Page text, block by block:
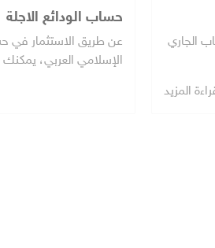
الجاري
المزيد
حساب الودائع الاجلة
عن طريق الاستثمار في
الإسلامي العربي، يمكنك